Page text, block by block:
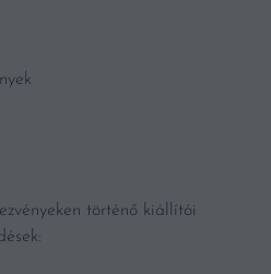
történő kiállítói